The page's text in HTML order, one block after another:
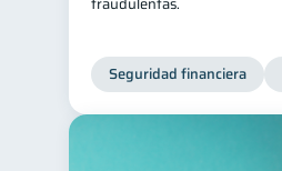
Seguridad financiera